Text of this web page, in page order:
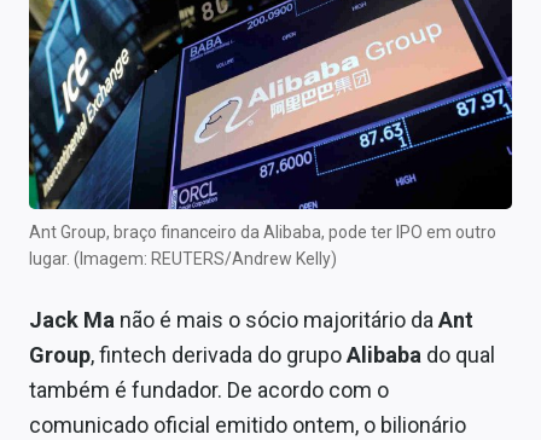
Comprar ou vender?
Carteiras Recomendadas
Central de Dividendos
Central de Fundos Imobiliários
Central dos IPOs
Finanças Pessoais
Ant Group, braço financeiro da Alibaba, pode ter IPO em outro
lugar. (Imagem: REUTERS/Andrew Kelly)
Jack Ma não é mais o sócio majoritário daAnt
Group, fintech derivada do grupoAlibaba do qual
também é fundador. De acordo com o
comunicado oficial emitido ontem, o bilionário